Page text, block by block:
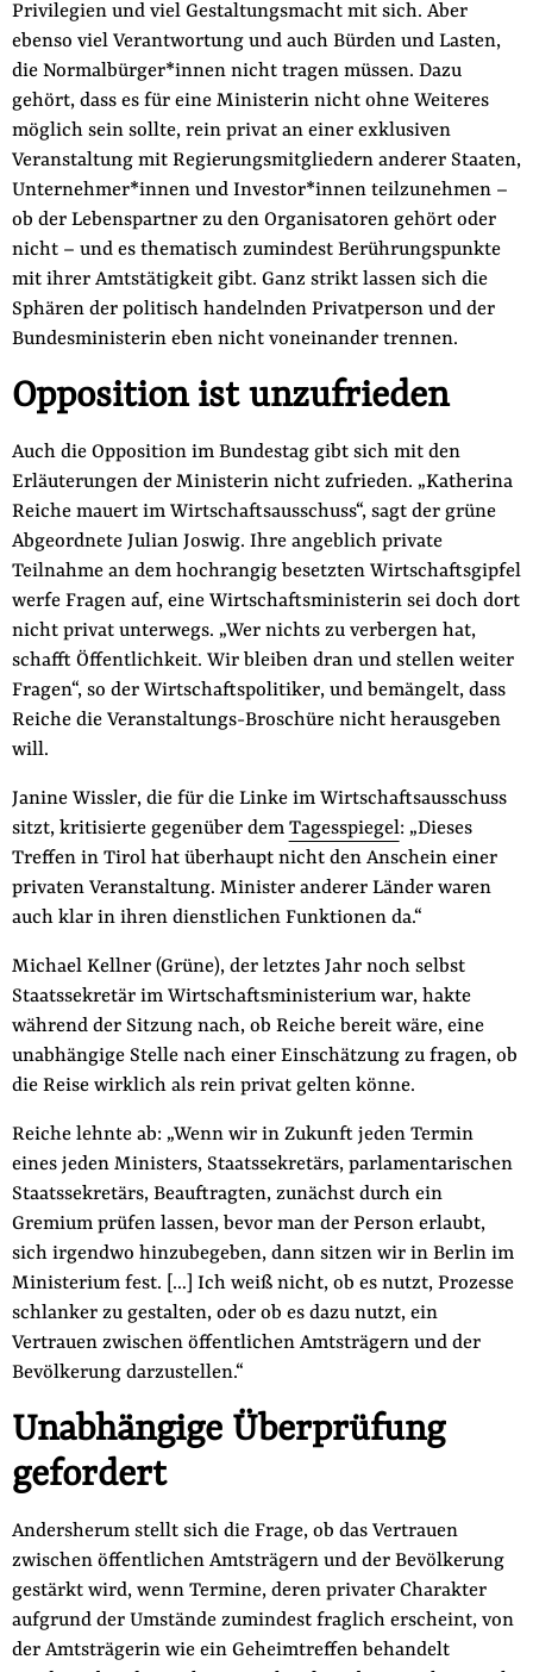
Privilegien und viel Gestaltungsmacht mit sich. Aber
ebenso viel Verantwortung und auch Bürden und Lasten,
die Normalbürger*innen nicht tragen müssen. Dazu
gehört, dass es für eine Ministerin nicht ohne Weiteres
möglich sein sollte, rein privat an einer exklusiven
Veranstaltung mit Regierungsmitgliedern anderer Staaten,
Unternehmer*innen und Investor*innen teilzunehmen –
ob der Lebenspartner zu den Organisatoren gehört oder
nicht – und es thematisch zumindest Berührungspunkte
mit ihrer Amtstätigkeit gibt. Ganz strikt lassen sich die
Sphären der politisch handelnden Privatperson und der
Bundesministerin eben nicht voneinander trennen.
Opposition ist unzufrieden
Auch die Opposition im Bundestag gibt sich mit den
Erläuterungen der Ministerin nicht zufrieden. „Katherina
Reiche mauert im Wirtschaftsausschuss“, sagt der grüne
Abgeordnete Julian Joswig. Ihre angeblich private
Teilnahme an dem hochrangig besetzten Wirtschaftsgipfel
werfe Fragen auf, eine Wirtschaftsministerin sei doch dort
nicht privat unterwegs. „Wer nichts zu verbergen hat,
schafft Öffentlichkeit. Wir bleiben dran und stellen weiter
Fragen“, so der Wirtschaftspolitiker, und bemängelt, dass
Reiche die Veranstaltungs-Broschüre nicht herausgeben
will.
Janine Wissler, die für die Linke im Wirtschaftsausschuss
sitzt, kritisierte gegenüber dem Tagesspiegel: „Dieses
Treffen in Tirol hat überhaupt nicht den Anschein einer
privaten Veranstaltung. Minister anderer Länder waren
auch klar in ihren dienstlichen Funktionen da.“
Michael Kellner (Grüne), der letztes Jahr noch selbst
Staatssekretär im Wirtschaftsministerium war, hakte
während der Sitzung nach, ob Reiche bereit wäre, eine
unabhängige Stelle nach einer Einschätzung zu fragen, ob
die Reise wirklich als rein privat gelten könne.
Reiche lehnte ab: „Wenn wir in Zukunft jeden Termin
eines jeden Ministers, Staatssekretärs, parlamentarischen
Staatssekretärs, Beauftragten, zunächst durch ein
Gremium prüfen lassen, bevor man der Person erlaubt,
sich irgendwo hinzubegeben, dann sitzen wir in Berlin im
Ministerium fest. […] Ich weiß nicht, ob es nutzt, Prozesse
schlanker zu gestalten, oder ob es dazu nutzt, ein
Vertrauen zwischen öffentlichen Amtsträgern und der
Bevölkerung darzustellen.“
Unabhängige Überprüfung
gefordert
Andersherum stellt sich die Frage, ob das Vertrauen
zwischen öffentlichen Amtsträgern und der Bevölkerung
gestärkt wird, wenn Termine, deren privater Charakter
aufgrund der Umstände zumindest fraglich erscheint, von
der Amtsträgerin wie ein Geheimtreffen behandelt